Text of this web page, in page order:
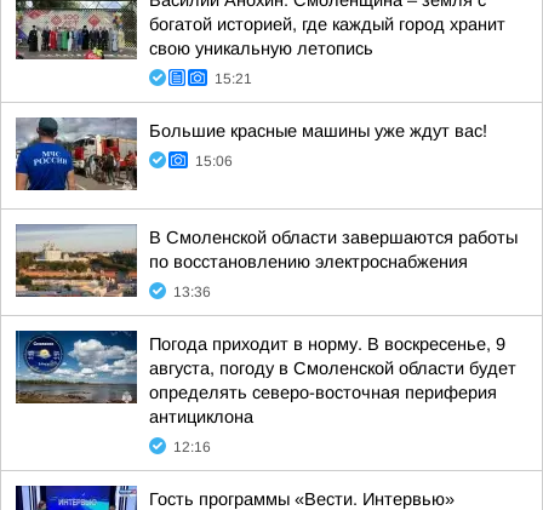
богатой историей, где каждый город хранит
свою уникальную летопись
15:21
Большие красные машины уже ждут вас!
15:06
В Смоленской области завершаются работы
по восстановлению электроснабжения
13:36
Погода приходит в норму. В воскресенье, 9
августа, погоду в Смоленской области будет
определять северо-восточная периферия
антициклона
12:16
Гость программы «Вести. Интервью»